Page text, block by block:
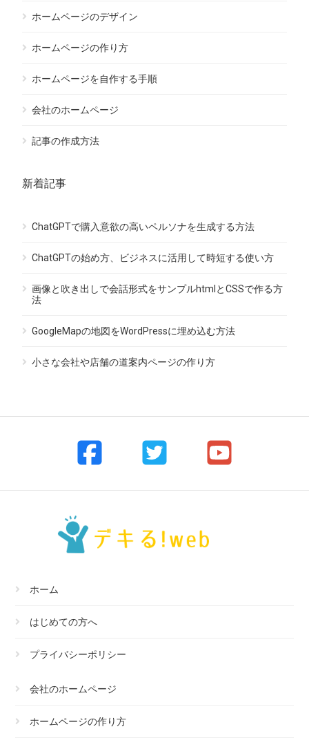
ホームページのデザイン
ホームページの作り方
ホームページを自作する手順
会社のホームページ
記事の作成方法
新着記事
ChatGPTで購入意欲の高いペルソナを生成する方法
ChatGPTの始め方、ビジネスに活用して時短する使い方
画像と吹き出しで会話形式をサンプルhtmlとCSSで作る方
法
GoogleMapの地図をWordPressに埋め込む方法
小さな会社や店舗の道案内ページの作り方
ホーム
はじめての方へ
プライバシーポリシー
会社のホームページ
ホームページの作り方